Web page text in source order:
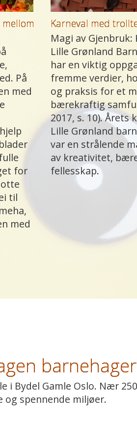
På
med
for
til
med
Karneval med
Magi av Gjenbruk:
Lille Grønland
har en viktig
fremme verdier,
og praksis for et
bærekraftig
2017, s. 10). Årets
Lille Grønland
var en strålende
av kreativitet,
fellesskap.
barnehager
i Bydel Gamle Oslo. Nær
og spennende miljøer.